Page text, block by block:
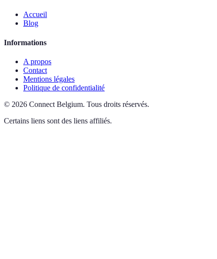
Accueil
Blog
Informations
A propos
Contact
Mentions légales
Politique de confidentialité
© 2026 Connect Belgium. Tous droits réservés.
Certains liens sont des liens affiliés.